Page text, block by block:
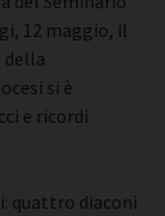
12 maggio, il
della
si è
e ricordi
quattro diaconi